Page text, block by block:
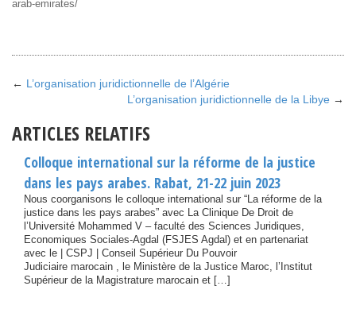
arab-emirates/
← L’organisation juridictionnelle de l’Algérie
L’organisation juridictionnelle de la Libye →
ARTICLES RELATIFS
Colloque international sur la réforme de la justice
dans les pays arabes. Rabat, 21-22 juin 2023
Nous coorganisons le colloque international sur “La réforme de la
justice dans les pays arabes” avec La Clinique De Droit de
l’Université Mohammed V – faculté des Sciences Juridiques,
Economiques Sociales-Agdal (FSJES Agdal) et en partenariat
avec le | CSPJ | Conseil Supérieur Du Pouvoir
Judiciaire marocain , le Ministère de la Justice Maroc, l’Institut
Supérieur de la Magistrature marocain et […]